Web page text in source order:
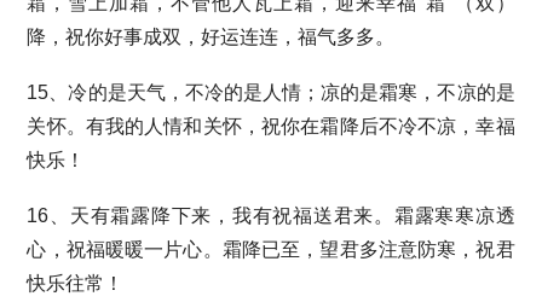
降，祝你好事成双，好运连连，福气多多。
15、冷的是天气，不冷的是人情；凉的是霜寒，不凉的是
关怀。有我的人情和关怀，祝你在霜降后不冷不凉，幸福
快乐！
16、天有霜露降下来，我有祝福送君来。霜露寒寒凉透
心，祝福暖暖一片心。霜降已至，望君多注意防寒，祝君
快乐往常！